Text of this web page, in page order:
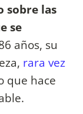
sobre las
se
años, su
rara vez
que hace